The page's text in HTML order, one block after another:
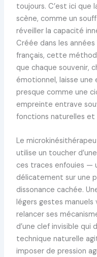
toujours. C’est ici que
scène, comme un
réveiller la capacité
Créée dans les
français, cette
que chaque souvenir,
émotionnel, laisse
presque comme une
empreinte entrave
fonctions naturelles
Le
utilise un toucher
ces traces enfouies —
délicatement sur une
dissonance cachée.
légers gestes
relancer ses
d’une clef invisible
technique naturelle
imposer de pression